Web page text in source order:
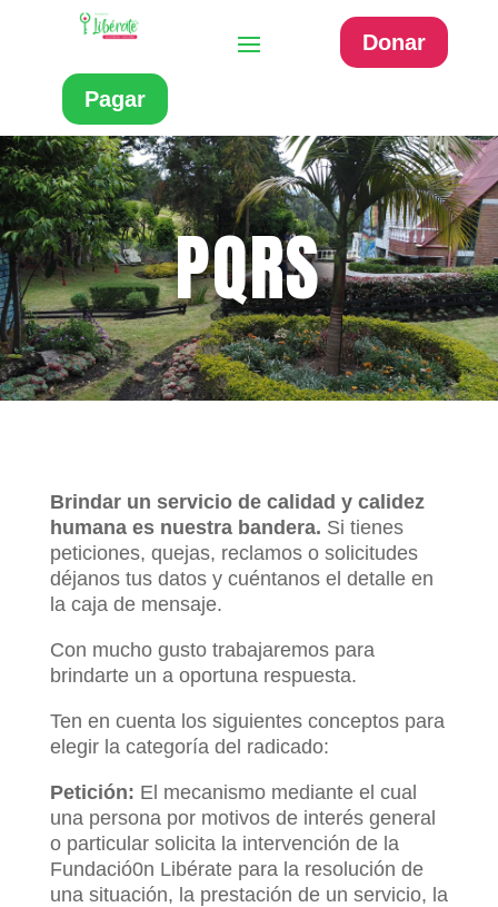
Donar
Pagar
PQRS
Brindar un servicio de calidad y calidez
humana es nuestra bandera. Si tienes
peticiones, quejas, reclamos o solicitudes
déjanos tus datos y cuéntanos el detalle en
la caja de mensaje.
Con mucho gusto trabajaremos para
brindarte un a oportuna respuesta.
Ten en cuenta los siguientes conceptos para
elegir la categoría del radicado:
Petición: El mecanismo mediante el cual
una persona por motivos de interés general
o particular solicita la intervención de la
Fundació0n Libérate para la resolución de
una situación, la prestación de un servicio, la